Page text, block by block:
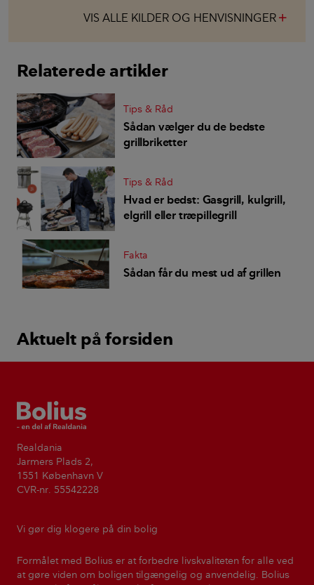
VIS ALLE KILDER OG HENVISNINGER
Relaterede artikler
Tips & Råd
Sådan vælger du de bedste
grillbriketter
Tips & Råd
Hvad er bedst: Gasgrill, kulgrill,
elgrill eller træpillegrill
Fakta
Sådan får du mest ud af grillen
Aktuelt på forsiden
Bolius
Realdania
Jarmers Plads 2,
1551 København V
CVR-nr. 55542228
Vi gør dig klogere på din bolig
Formålet med Bolius er at forbedre livskvaliteten for alle ved
at gøre viden om boligen tilgængelig og anvendelig. Bolius